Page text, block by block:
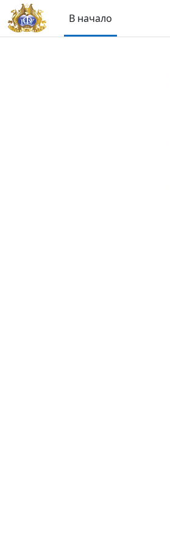
Перейти к основному содержанию
В начало